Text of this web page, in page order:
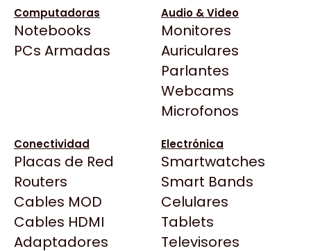
Computadoras
Notebooks
PCs Armadas
Audio & Video
Monitores
Auriculares
Parlantes
Webcams
Microfonos
Conectividad
Placas de Red
Routers
Cables MOD
Cables HDMI
Adaptadores
Electrónica
Smartwatches
Smart Bands
Celulares
Tablets
Televisores
BenQ
CX
Cooler Master
Deepcool
Dell
EVGA
Gamemax
Genesis
Genius
Todas las Tiendas
Click Gaming
Compufan Store
Dinobyte
Full H4rd
Gaming City
$125.950
Ver producto en la página de Gaming Point